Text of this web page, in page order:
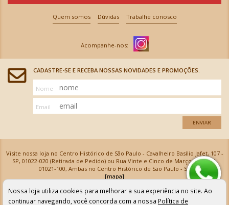
Quem somos Dúvidas Trabalhe conosco
CADASTRE-SE E RECEBA NOSSAS NOVIDADES E PROMOÇÕES.
Nome
Email
ENVIAR
Visite nossa loja no Centro Histórico de São Paulo - Cavalheiro Basílio Jafet, 107 -
SP, 01022-020 (Retirada de Pedido) ou Rua Vinte e Cinco de Março, 576 - SP,
01021-100, Ambas no Centro Histórico de São Paulo - SP
[mapa]
Armarinhos Santa Cecília Ltda | CNPJ: 61.069.639/0001-18
Os preços e as condições de pagamento apresentadas na loja virtual não valem para nossa loja física e
podem sofrer alterações sem aviso prévio. Vendas com cartão de crédito sujeitas a análise e
Nossa loja utiliza cookies para melhorar a sua experiência no site. Ao
continuar navegando, você concorda com a nossa Política de